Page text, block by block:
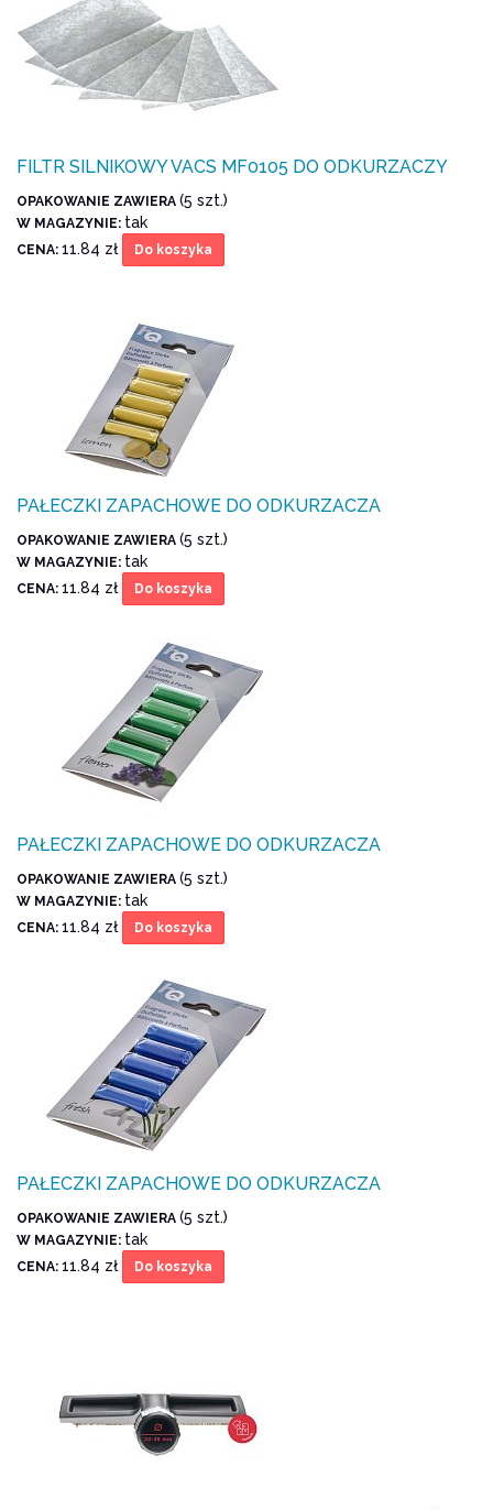
FILTR SILNIKOWY VACS MF0105 DO ODKURZACZY
OPAKOWANIE ZAWIERA (5 szt.)
W MAGAZYNIE: tak
CENA: 11.84 zł Do koszyka
PAŁECZKI ZAPACHOWE DO ODKURZACZA
OPAKOWANIE ZAWIERA (5 szt.)
W MAGAZYNIE: tak
CENA: 11.84 zł Do koszyka
PAŁECZKI ZAPACHOWE DO ODKURZACZA
OPAKOWANIE ZAWIERA (5 szt.)
W MAGAZYNIE: tak
CENA: 11.84 zł Do koszyka
PAŁECZKI ZAPACHOWE DO ODKURZACZA
OPAKOWANIE ZAWIERA (5 szt.)
W MAGAZYNIE: tak
CENA: 11.84 zł Do koszyka